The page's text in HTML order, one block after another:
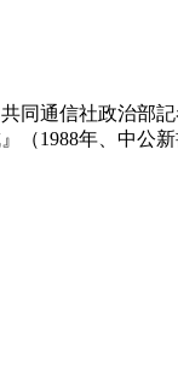
同通信社政治部
（1988年、中公